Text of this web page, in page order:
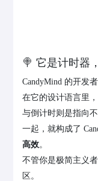
🍭 它是计时器
CandyMind 的开发
在它的设计语言里
与倒计时则是指向
一起，就构成了
高效。
不管你是极简主义
区。